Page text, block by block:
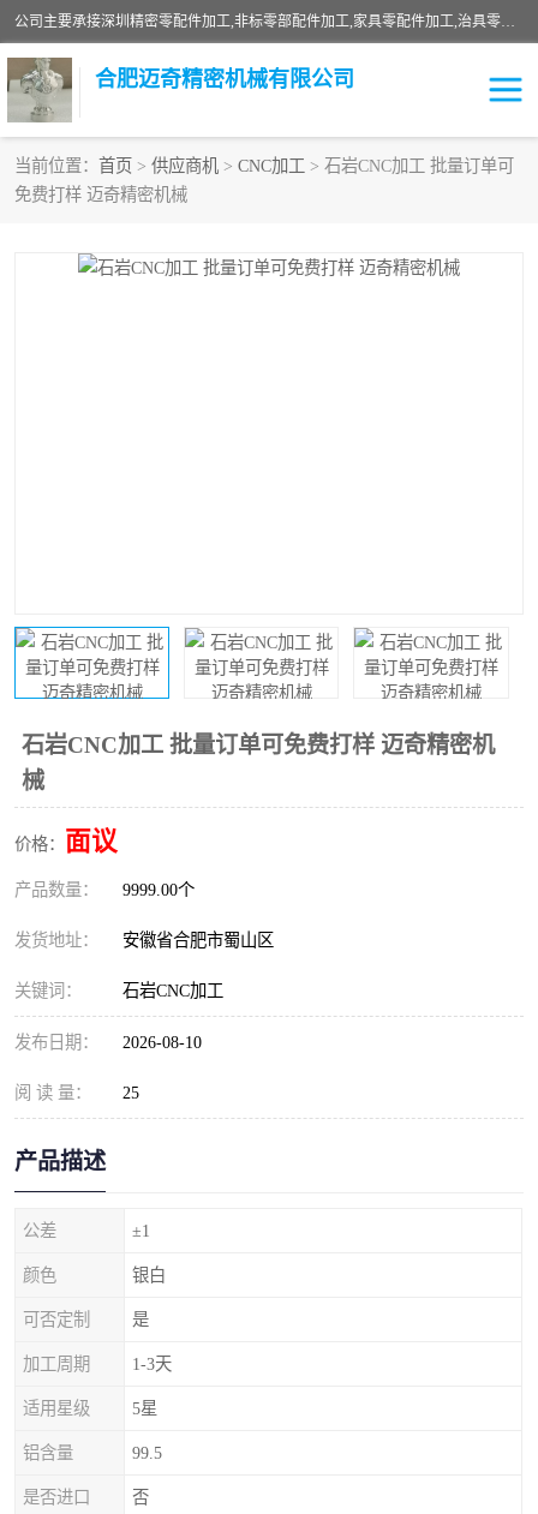
公司主要承接深圳精密零配件加工,非标零部配件加工,家具零配件加工,治具零配件加工,安徽精密零配件加工等各种各种精密机械加工，欢迎来来电咨询！
合肥迈奇精密机械有限公司
当前位置： 首页 > 供应商机 > CNC加工 > 石岩CNC加工 批量订单可
免费打样 迈奇精密机械
石岩CNC加工 批量订单可免费打样 迈奇精密机
械
价格： 面议
产品数量： 9999.00个
发货地址： 安徽省合肥市蜀山区
关键词： 石岩CNC加工
发布日期： 2026-08-10
阅 读 量： 25
产品描述
公差 ±1
颜色 银白
可否定制 是
加工周期 1-3天
适用星级 5星
铝含量 99.5
是否进口 否
铣床加工
机器人零件加工 绝缘材料加工